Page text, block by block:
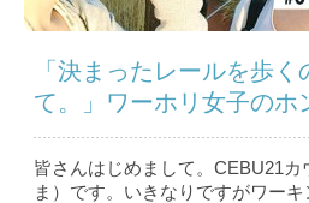
「決まったレールを歩く
て。」ワーホリ女子のホ
皆さんはじめまして。CEBU21カ
ま）です。いきなりですがワー